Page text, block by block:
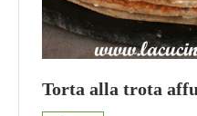
Torta alla trota